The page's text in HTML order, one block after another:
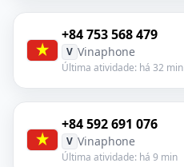
+84 753 568 479
V Vinaphone
Última atividade: há 32 min
+84 592 691 076
V Vinaphone
Última atividade: há 9 min